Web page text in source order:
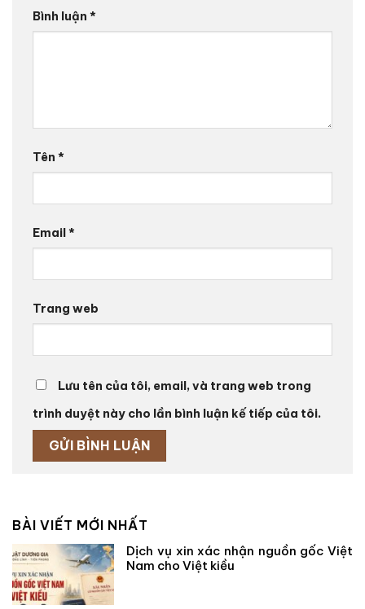
Bình luận *
Tên *
Email*
Trang web
Lưu tên của tôi, email, và trang web trong
trình duyệt này cho lần bình luận kế tiếp của tôi.
BÀI VIẾT MỚI NHẤT
Dịch vụ xin xác nhận nguồn gốc Việt
Nam cho Việt kiều